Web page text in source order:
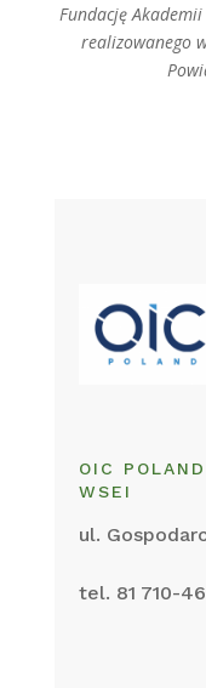
Fundację
realizowanego
OIC
WSEI
ul.
tel. 81 710-